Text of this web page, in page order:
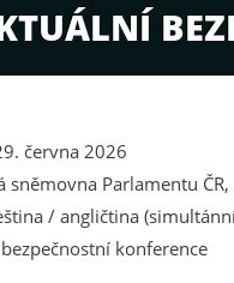
června 2026
sněmovna Parlamentu
/ angličtina
konference